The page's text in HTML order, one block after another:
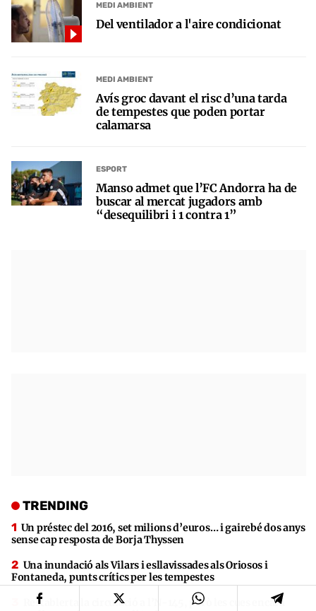
MEDI AMBIENT
Del ventilador a l'aire condicionat
MEDI AMBIENT
Avís groc davant el risc d’una tarda
de tempestes que poden portar
calamarsa
ESPORT
Manso admet que l’FC Andorra ha de
buscar al mercat jugadors amb
“desequilibri i 1 contra 1”
TRENDING
Un préstec del 2016, set milions d’euros… i gairebé dos anys
sense cap resposta de Borja Thyssen
Una inundació als Vilars i esllavissades als Oriosos i
Fontaneda, punts crítics per les tempestes
Restablerta la circulació a l’N-145, però les cues encara